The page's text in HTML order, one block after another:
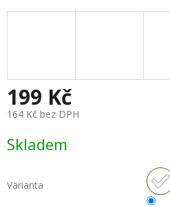
199 Kč
164 Kč bez DPH
cena:
Skladem
Varianta